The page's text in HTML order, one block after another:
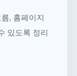
, 홈페이지
있도록 정리